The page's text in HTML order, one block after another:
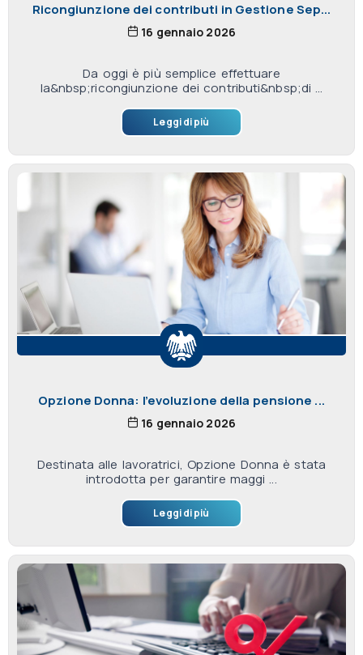
Ricongiunzione dei contributi in Gestione Sep...
16 gennaio 2026
Da oggi è più semplice effettuare
la&nbsp;ricongiunzione dei contributi&nbsp;di ...
Leggi di più
Opzione Donna: l’evoluzione della pensione ...
16 gennaio 2026
Destinata alle lavoratrici, Opzione Donna è stata
introdotta per garantire maggi ...
Leggi di più